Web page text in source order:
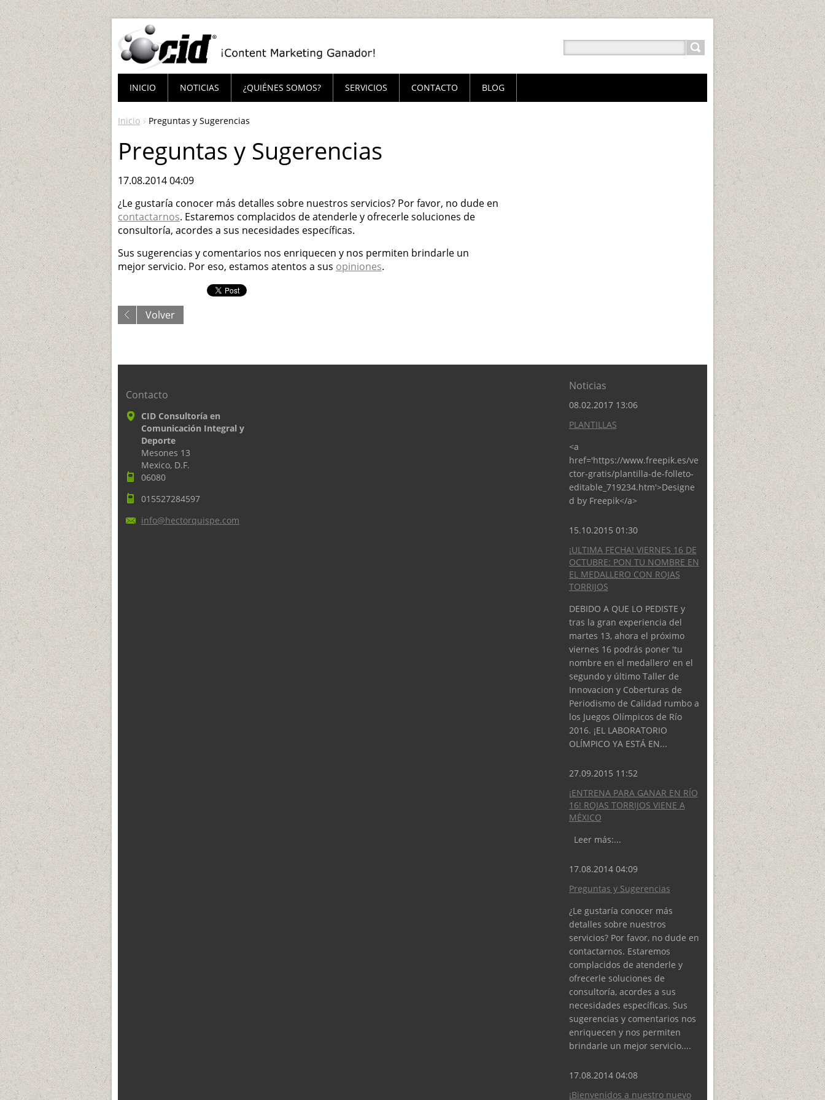
Inicio Preguntas y Sugerencias
Preguntas y Sugerencias
17.08.2014 04:09
¿Le gustaría conocer más detalles sobre nuestros servicios? Por favor, no dude en
contactarnos. Estaremos complacidos de atenderle y ofrecerle soluciones de
consultoría, acordes a sus necesidades específicas.
Sus sugerencias y comentarios nos enriquecen y nos permiten brindarle un
mejor servicio. Por eso, estamos atentos a sus opiniones.
Volver
INICIO NOTICIAS ¿QUIÉNES SOMOS? SERVICIOS CONTACTO BLOG
Contacto
CID Consultoría en
Comunicación Integral y
Deporte
Mesones 13
Mexico, D.F.
06080
015527284597
info@hectorquispe.com
Noticias
08.02.2017 13:06
PLANTILLAS
<a
href='https://www.freepik.es/ve
ctor-gratis/plantilla-de-folleto-
editable_719234.htm'>Designe
d by Freepik</a>
15.10.2015 01:30
¡ULTIMA FECHA! VIERNES 16 DE
OCTUBRE: PON TU NOMBRE EN
EL MEDALLERO CON ROJAS
TORRIJOS
DEBIDO A QUE LO PEDISTE y
tras la gran experiencia del
martes 13, ahora el próximo
viernes 16 podrás poner 'tu
nombre en el medallero' en el
segundo y último Taller de
Innovacion y Coberturas de
Periodismo de Calidad rumbo a
los Juegos Olímpicos de Río
2016. ¡EL LABORATORIO
OLÍMPICO YA ESTÁ EN...
27.09.2015 11:52
¡ENTRENA PARA GANAR EN RÍO
16! ROJAS TORRIJOS VIENE A
MÉXICO
Leer más:...
17.08.2014 04:09
Preguntas y Sugerencias
¿Le gustaría conocer más
detalles sobre nuestros
servicios? Por favor, no dude en
contactarnos. Estaremos
complacidos de atenderle y
ofrecerle soluciones de
consultoría, acordes a sus
necesidades específicas. Sus
sugerencias y comentarios nos
enriquecen y nos permiten
brindarle un mejor servicio....
17.08.2014 04:08
¡Bienvenidos a nuestro nuevo